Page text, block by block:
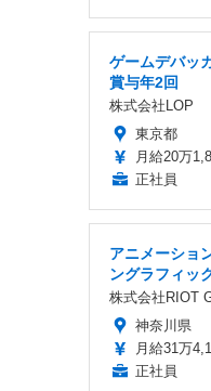
ゲームデバッ
賞与年2回
株式会社LOP
東京都
月給20万
正社員
アニメーショ
ングラフィッ
株式会社RIOT
神奈川県
月給31万
正社員